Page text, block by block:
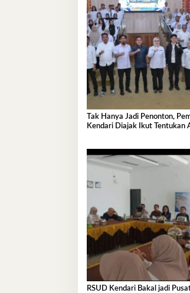
Tak Hanya Jadi Penonton,
Kendari Diajak Ikut Tentukan
RSUD Kendari Bakal jadi